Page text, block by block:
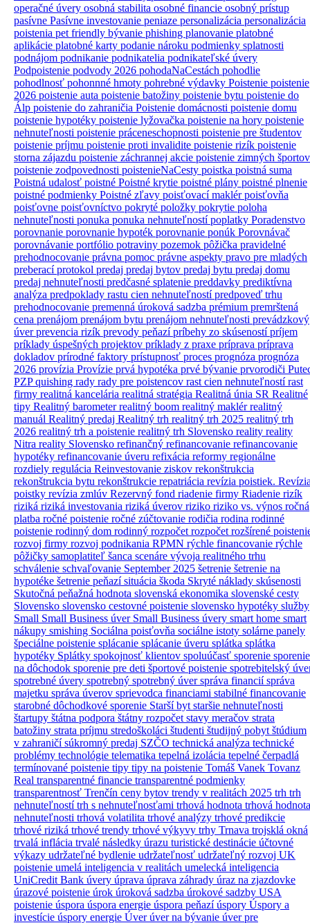
operačné úvery osobná stabilita osobné financie osobný prístup
pasívne Pasívne investovanie peniaze personalizácia personalizácia
poistenia pet friendly bývanie phishing planovanie platobné
aplikácie platobné karty podanie nároku podmienky splatnosti
podnájom podnikanie podnikatelia podnikateľské úvery
Podpoistenie podvody 2026 pohodaNaCestách pohodlie
pohodlnosť pohonnné hmoty pohrebné výdavky Poistenie poistenie
2026 poistenie auta poistenie batožiny poistenie bytu poistenie do
Álp poistenie do zahraničia Poistenie domácnosti poistenie domu
poistenie hypotéky poistenie lyžovačka poistenie na hory poistenie
nehnuteľnosti poistenie práceneschopnosti poistenie pre študentov
poistenie príjmu poistenie proti invalidite poistenie rizík poistenie
storna zájazdu poistenie záchrannej akcie poistenie zimných športov
poistenie zodpovednosti poistenieNaCesty poistka poistná suma
Poistná udalosť poistné Poistné krytie poistné plány poistné plnenie
poistné podmienky Poistné zľavy poisťovací maklérpoisťovňa
poisťovne poisťovníctvo pokryté položky pokrytie poloha
nehnuteľnosti ponuka ponuka nehnuteľnostípoplatky Poradenstvo
porovnanie porovnanie hypoték porovnanie ponúk Porovnávač
porovnávanie portfólio potraviny pozemok pôžička pravidelné
prehodnocovanie právna pomoc právne aspekty pravo pre mladých
preberací protokol predaj predaj bytov predaj bytu predaj domu
predaj nehnuteľnosti predčasné splatenie preddavky prediktívna
analýza predpoklady rastu cien nehnuteľnostípredpoveď trhu
prehodnocovanie premenná úroková sadzba prémium premrštená
cena prenájom prenájom bytu prenájom nehnuteľnosti prevádzkový
úverprevencia rizík prevody peňazípríbehy zo skúsenostípríjem
príklady úspešných projektov príklady z praxe príprava príprava
dokladov prírodné faktory prístupnosť proces prognóza prognóza
2026 provízia Provízie prvá hypotéka prvé bývanie prvorodiči
PZPquishing rady rady pre poistencov rast cien nehnuteľnostírast
firmy realitná kancelária realitná stratégia Realitná únia SR Realitné
tipy Realitný barometerrealitný boom realitný maklérrealitný
manuál Realitný predaj Realitný trh realitný trh 2025 realitný trh
2026 realitný trh a poistenie realitný trh Slovensko reality reality
Nitra reality Slovensko refinančný refinancovanie refinancovanie
hypotéky refinancovanie úveru refixácia reformy regionálne
rozdiely regulácia Reinvestovanie ziskov rekonštrukcia
rekonštrukcia bytu rekonštrukcie repatriácia revízia poistiek.
poistky revízia zmlúv Rezervný fond riadenie firmy Riadenie rizík
riziká riziká investovania riziká úverov riziko riziko vs. výnos ročná
platba ročné poistenie ročné zúčtovanie rodičia rodina rodinné
poistenie rodinný dom rodinný rozpočet rozpočet rozšírené
rozvoj firmy rozvoj podnikania RPMN rýchle financovanie rýchle
pôžičky samoplatiteľ šanca scenáre vývoja realitného trhu
schválenie schvaľovanie September 2025 šetrenie šetrenie na
hypotéke šetrenie peňazísituácia škoda Skryté náklady skúsenosti
Skutočná peňažná hodnota slovenská ekonomika slovenské cesty
Slovensko slovensko cestovné poistenie slovensko hypotéky služby
Small Small Business úver Small Business úvery smart home smart
nákupy smishing Sociálna poisťovňa sociálne istoty solárne panely
špeciálne poistenie splácanie splácanie úveru splátka splátka
hypotéky Splátky spokojnosť klientov spoluúčasť sporenie sporenie
na dôchodok sporenie pre deti športové poistenie spotrebitelský
spotrebné úvery spotrebný spotrebný úverspráva financiíspráva
majetku správa úverov sprievodca financiami stabilné financovanie
starobné dôchodkové sporenie Starší byt staršie nehnuteľnosti
štartupy štátna podpora štátny rozpočet stavy meračov strata
batožiny strata príjmu stredoškoláci študenti študijný pobyt štúdium
v zahraničísúkromný predaj SZČO technická analýza technické
problémy technológie telematika tepelná izolácia tepelné čerpadlá
termínované poistenie tipy tipy na poistenie Tomáš Vanek Tovanz
Real transparentné financie transparentné podmienky
transparentnosť Trenčín ceny bytov trendy v realitách 2025 trh trh
nehnuteľnostítrh s nehnuteľnosťami trhová hodnota trhová hodnota
nehnuteľnosti trhová volatilita trhové analýzy trhové predikcie
trhové riziká trhové trendy trhové výkyvy trhy Trnava trojsklá okná
trvalá inflácia trvalé následky úrazu turistické destinácie účtovné
výkazy udržateľné bydlenie udržateľnosť udržateľný rozvoj UK
poistenie umelá inteligencia v realitách umelecká inteligencia
UniCredit Bank úvery úprava úprava záhrady úraz na zjazdovke
úrazové poistenie úrok úroková sadzba úrokové sadzby USA
poistenie úspora úspora energie úspora peňazíúspory Úspory a
investície úspory energie Úverúver na bývanie úver pre